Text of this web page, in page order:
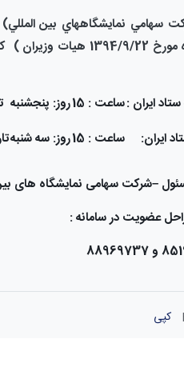
سهامي نمايشگاههاي بين
ایران :ساعت : 15 روز: پنجشنبه
ایران:
ساعت : 15 روز: سه شنبه
–شرکت سهامی نمایشگاه های بین المللی-
عضویت در سامانه :
کپی